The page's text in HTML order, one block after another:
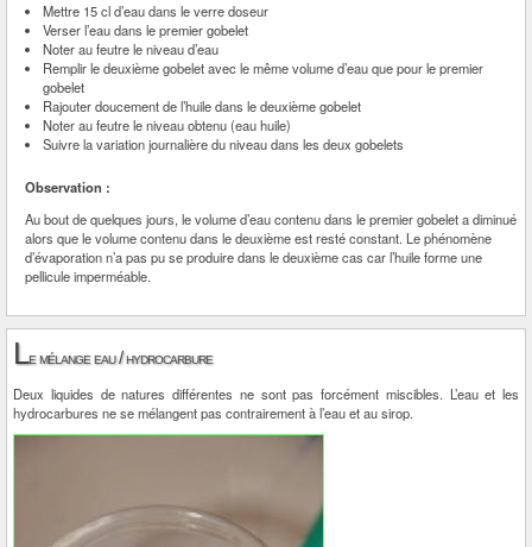
Mettre 15 cl d’eau dans le verre doseur
Verser l’eau dans le premier gobelet
Noter au feutre le niveau d’eau
Remplir le deuxième gobelet avec le même volume d’eau que pour le premier
gobelet
Rajouter doucement de l’huile dans le deuxième gobelet
Noter au feutre le niveau obtenu (eau huile)
Suivre la variation journalière du niveau dans les deux gobelets
Observation :
Au bout de quelques jours, le volume d’eau contenu dans le premier gobelet a diminué
alors que le volume contenu dans le deuxième est resté constant. Le phénomène
d’évaporation n’a pas pu se produire dans le deuxième cas car l’huile forme une
pellicule imperméable.
Le mélange eau / hydrocarbure
Deux liquides de natures différentes ne sont pas forcément miscibles. L’eau et les
hydrocarbures ne se mélangent pas contrairement à l’eau et au sirop.